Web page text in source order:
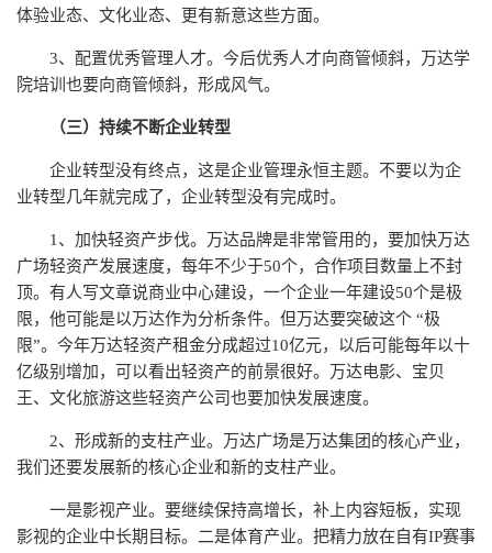
体验业态、文化业态、更有新意这些方面。
3、配置优秀管理人才。今后优秀人才向商管倾斜，万达学
院培训也要向商管倾斜，形成风气。
（三）持续不断企业转型
企业转型没有终点，这是企业管理永恒主题。不要以为企
业转型几年就完成了，企业转型没有完成时。
1、加快轻资产步伐。万达品牌是非常管用的，要加快万达
广场轻资产发展速度，每年不少于50个，合作项目数量上不封
顶。有人写文章说商业中心建设，一个企业一年建设50个是极
限，他可能是以万达作为分析条件。但万达要突破这个 “极
限”。今年万达轻资产租金分成超过10亿元，以后可能每年以十
亿级别增加，可以看出轻资产的前景很好。万达电影、宝贝
王、文化旅游这些轻资产公司也要加快发展速度。
2、形成新的支柱产业。万达广场是万达集团的核心产业，
我们还要发展新的核心企业和新的支柱产业。
一是影视产业。要继续保持高增长，补上内容短板，实现
影视的企业中长期目标。二是体育产业。把精力放在自有IP赛事